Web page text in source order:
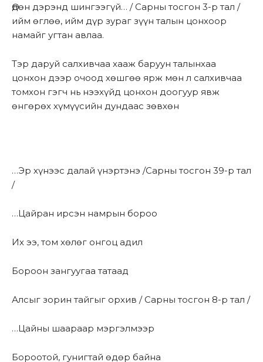
Өдөн дэрэнд шингээгүй… / Сарны тосгон 3-р тал /
ийм өглөө, ийм дүр зураг зүүн талын цонхоор
намайг угтан авлаа.
Тэр даруй салхивчаа хааж баруун талынхаа
цонхон дээр очоод хөшгөө ярж мөн л салхивчаа
томхон гэгч нь нээхүйд цонхон доогуур явж
өнгөрөх хүмүүсийн дундаас зөвхөн
…Эр хүнээс далай үнэртэнэ /Сарны тосгон 39-р тал
/
…Цайран ирсэн намрын бороо
Их ээ, том хөлөг онгоц адил
Бороон зангуугаа татаад
Алсыг зорин тайгыг орхив / Сарны тосгон 8-р тал /
…Цайны шаараар мэргэлмээр
Бороотой, гунигтай өдөр байна